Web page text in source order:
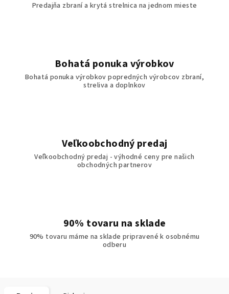
Predajňa zbraní a krytá strelnica na jednom mieste
Bohatá ponuka výrobkov
Bohatá ponuka výrobkov popredných výrobcov zbraní,
streliva a doplnkov
Veľkoobchodný predaj
Veľkoobchodný predaj - výhodné ceny pre našich
obchodných partnerov
90% tovaru na sklade
90% tovaru máme na sklade pripravené k osobnému
odberu